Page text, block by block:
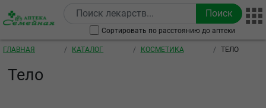
Сортировать по расстоянию до аптеки
Строка навигации
ГЛАВНАЯ КАТАЛОГ КОСМЕТИКА ТЕЛО
Тело